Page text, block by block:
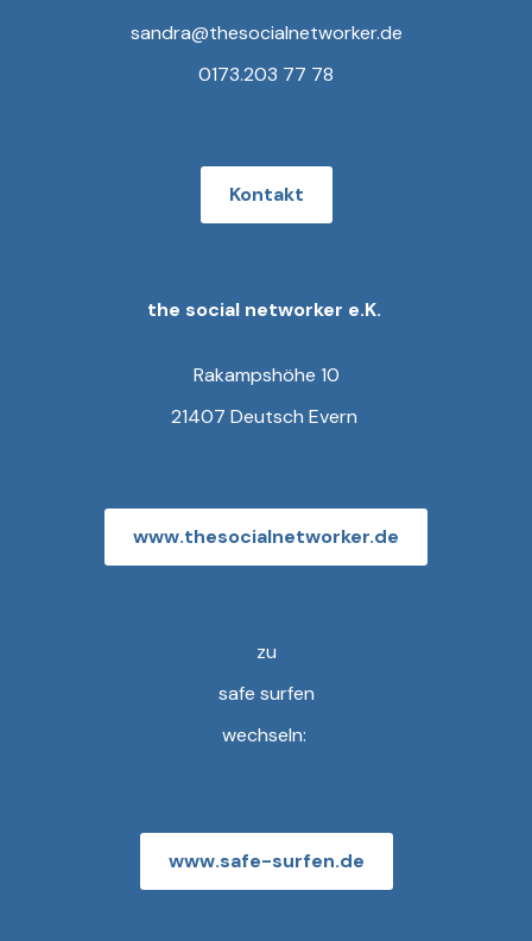
sandra@thesocialnetworker.de
0173.203 77 78
Kontakt
the social networker e.K.
Rakampshöhe 10
21407 Deutsch Evern
www.thesocialnetworker.de
zu
safe surfen
wechseln:
www.safe-surfen.de